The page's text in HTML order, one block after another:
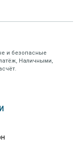
и безопасные
Наличными,